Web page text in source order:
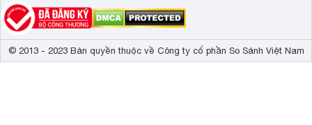
© 2013 - 2023 Bản quyền thuộc về Công ty cổ phần So Sánh Việt Nam